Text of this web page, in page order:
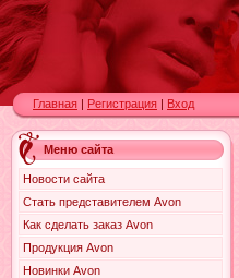
Главная | Регистрация | Вход
Меню сайта
Новости сайта
Стать представителем Avon
Как сделать заказ Avon
Продукция Avon
Новинки Avon